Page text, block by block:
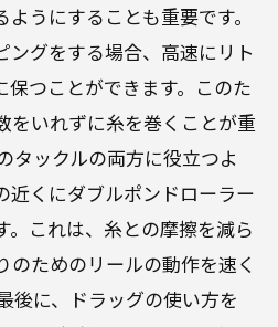
うにすることも重要です。
ングをする場合、高速にリト
保つことができます。このた
をいれずに糸を巻くことが重
タックルの両方に役立つよ
近くにダブルポンドローラー
。これは、糸との摩擦を減ら
のためのリールの動作を速く
後に、ドラッグの使い方を